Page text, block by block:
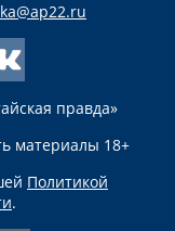
правда»
материалы 18+
Политикой
.